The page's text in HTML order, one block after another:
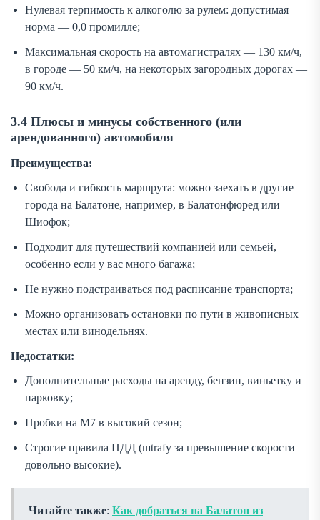
Нулевая терпимость к алкоголю за рулем: допустимая
норма — 0,0 промилле;
Максимальная скорость на автомагистралях — 130 км/ч,
в городе — 50 км/ч, на некоторых загородных дорогах —
90 км/ч.
3.4 Плюсы и минусы собственного (или
арендованного) автомобиля
Преимущества:
Свобода и гибкость маршрута: можно заехать в другие
города на Балатоне, например, в Балатонфюред или
Шиофок;
Подходит для путешествий компанией или семьей,
особенно если у вас много багажа;
Не нужно подстраиваться под расписание транспорта;
Можно организовать остановки по пути в живописных
местах или винодельнях.
Недостатки:
Дополнительные расходы на аренду, бензин, виньетку и
парковку;
Пробки на M7 в высокий сезон;
Строгие правила ПДД (шtrafy за превышение скорости
довольно высокие).
Читайте также: Как добраться на Балатон из